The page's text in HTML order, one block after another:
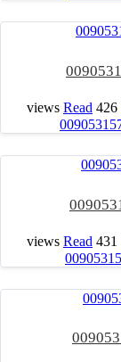
426 views
Read
431 views
Read